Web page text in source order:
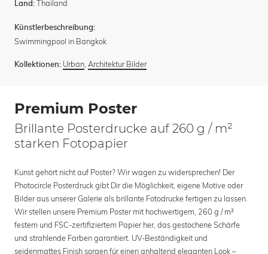
Land: Thailand
Künstlerbeschreibung:
Swimmingpool in Bangkok
Kollektionen: Urban Architektur Bilder
Premium Poster
Brillante Posterdrucke auf 260 g / m²
starken Fotopapier
Kunst gehört nicht auf Poster? Wir wagen zu widersprechen! Der
Photocircle Posterdruck gibt Dir die Möglichkeit, eigene Motive oder
Bilder aus unserer Galerie als brillante Fotodrucke fertigen zu lassen.
Wir stellen unsere Premium Poster mit hochwertigem, 260 g / m²
festem und FSC-zertifiziertem Papier her, das gestochene Schärfe
und strahlende Farben garantiert. UV-Beständigkeit und
seidenmattes Finish sorgen für einen anhaltend eleganten Look –